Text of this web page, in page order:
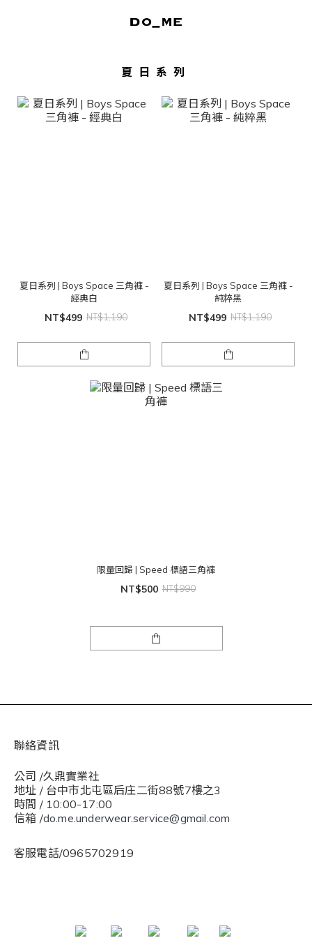
夏日系列
夏日系列 | Boys Space 三角褲 -
經典白
NT$499 NT$1,190
夏日系列 | Boys Space 三角褲 -
純粹黑
NT$499 NT$1,190
限量回歸 | Speed 標語三角褲
NT$500 NT$990
聯絡資訊
公司 /久鼎實業社
地址 / 台中市北屯區后庄二街88號7樓之3
時間 / 10:00-17:00
信箱 /do.me.underwear.service@gmail.com
客服電話/0965702919